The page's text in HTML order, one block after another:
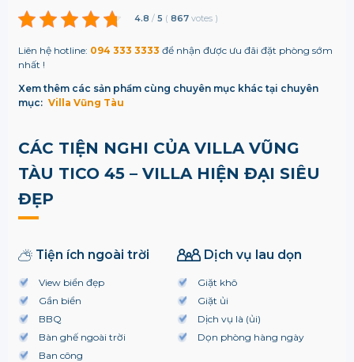
4.8 / 5 ( 867 votes )
Liên hệ hotline: 094 333 3333 để nhận được ưu đãi đặt phòng sớm
nhất !
Xem thêm các sản phẩm cùng chuyên mục khác tại chuyên
mục: Villa Vũng Tàu
CÁC TIỆN NGHI CỦA VILLA VŨNG
TÀU TICO 45 – VILLA HIỆN ĐẠI SIÊU
ĐẸP
Tiện ích ngoài trời
View biển đẹp
Gần biển
BBQ
Bàn ghế ngoài trời
Ban công
Dịch vụ lau dọn
Giặt khô
Giặt ủi
Dịch vụ là (ủi)
Dọn phòng hàng ngày